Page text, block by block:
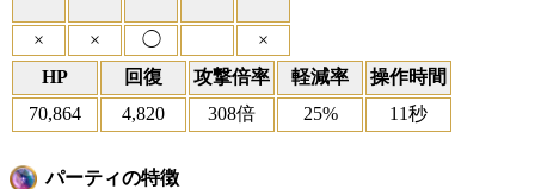
× × ◯
×
HP
回復 攻撃倍率 軽減率
操作時間
70,864
4,820 308倍 25% 11秒
パーティの特徴